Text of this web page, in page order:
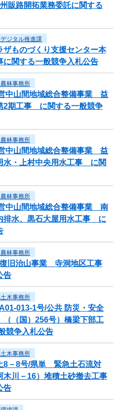
販路開拓業務委託に関する
ジタル推進課
ザものづくり支援センター本
関する一般競争入札公告
林事務所
中山間地域総合整備事業 益
2期工事 に関する一般競争
林事務所
中山間地域総合整備事業 益
・上村中央用水工事 に関
林事務所
中山間地域総合整備事業 南
水、黒石大屋用水工事 に
林事務所
復旧治山事業 寺洞地区工事
告
木事務所
013-1号/公共 防災・安全
（（国）256号）橋梁下部工
競争入札公告
木事務所
8－8号/県単 緊急土石流対
木川－16）堆積土砂撤去工事
告